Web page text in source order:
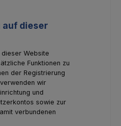
dieser
Website
Funktionen zu
der Registrierung
wir
und
sowie zur
verbundenen